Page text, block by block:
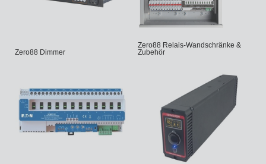
Zero88 Dimmer
Zero88 Relais-Wandschränke &
Zubehör